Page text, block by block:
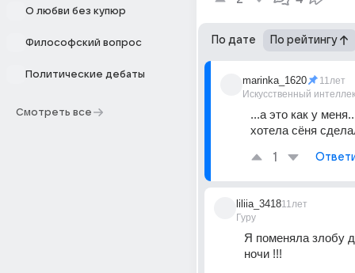
О любви без купюр
Философский вопрос
Политические дебаты
Смотреть все
По дате По рейтингу
marinka_1620
Искусственный
11лет
...а это как у
хотела сёня
1
liliia_3418
Гуру
11лет
Я поменяла злобу
ночи !!!